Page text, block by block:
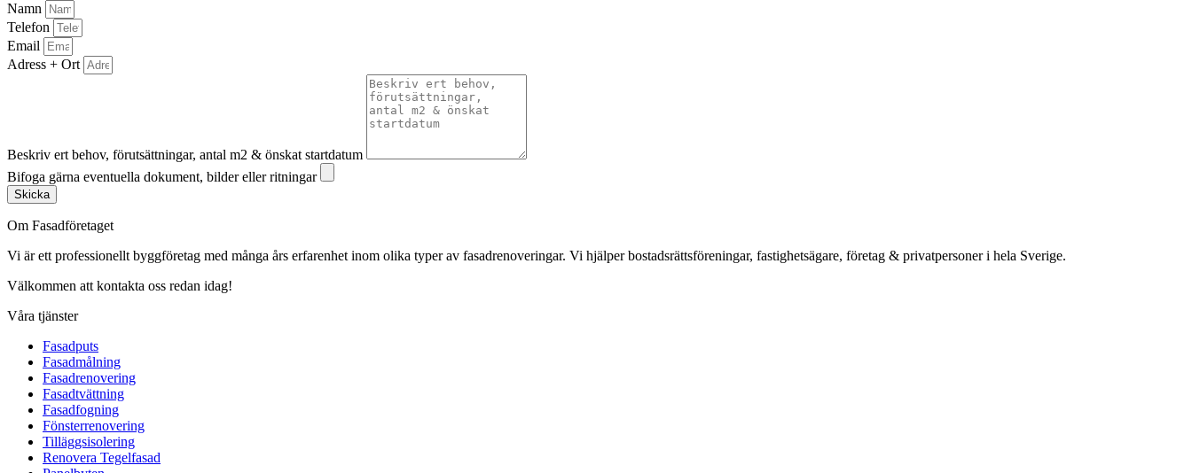
Namn
Telefon
Email
Adress + Ort
Beskriv ert behov, förutsättningar, antal m2 & önskat startdatum
Bifoga gärna eventuella dokument, bilder eller ritningar
Skicka
Om Fasadföretaget
Vi är ett professionellt byggföretag med många års erfarenhet inom olika typer av fasadrenoveringar. Vi hjälper bostadsrättsföreningar, fastighetsägare, företag & privatpersoner i hela Sverige.
Välkommen att kontakta oss redan idag!
Våra tjänster
Fasadputs
Fasadmålning
Fasadrenovering
Fasadtvättning
Fasadfogning
Fönsterrenovering
Tilläggsisolering
Renovera Tegelfasad